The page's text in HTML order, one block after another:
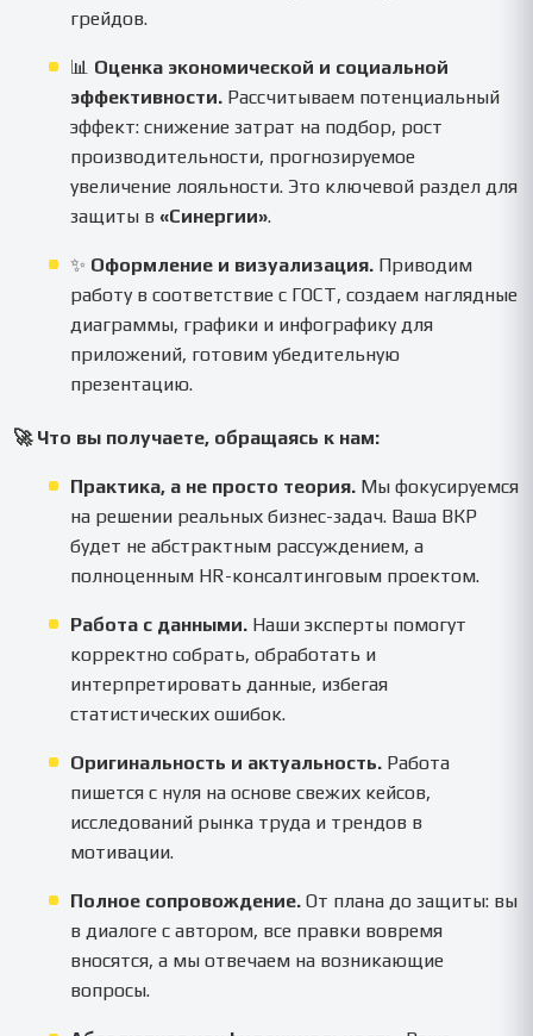
грейдов.
📊 Оценка экономической и социальной
эффективности. Рассчитываем потенциальный
эффект: снижение затрат на подбор, рост
производительности, прогнозируемое
увеличение лояльности. Это ключевой раздел для
защиты в«Синергии».
✨ Оформление и визуализация. Приводим
работу в соответствие с ГОСТ, создаем наглядные
диаграммы, графики и инфографику для
приложений, готовим убедительную
презентацию.
🚀 Что вы получаете, обращаясь к нам:
Практика, а не просто теория. Мы фокусируемся
на решении реальных бизнес-задач. Ваша ВКР
будет не абстрактным рассуждением, а
полноценным HR-консалтинговым проектом.
Работа с данными. Наши эксперты помогут
корректно собрать, обработать и
интерпретировать данные, избегая
статистических ошибок.
Оригинальность и актуальность. Работа
пишется с нуля на основе свежих кейсов,
исследований рынка труда и трендов в
мотивации.
Полное сопровождение. От плана до защиты: вы
в диалоге с автором, все правки вовремя
вносятся, а мы отвечаем на возникающие
вопросы.